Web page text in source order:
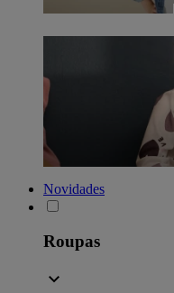
Novidades
Roupas